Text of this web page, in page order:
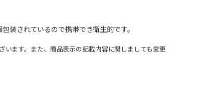
装されているので携帯でき衛生的です。
ます。また、商品表示の記載内容に関しましても変更